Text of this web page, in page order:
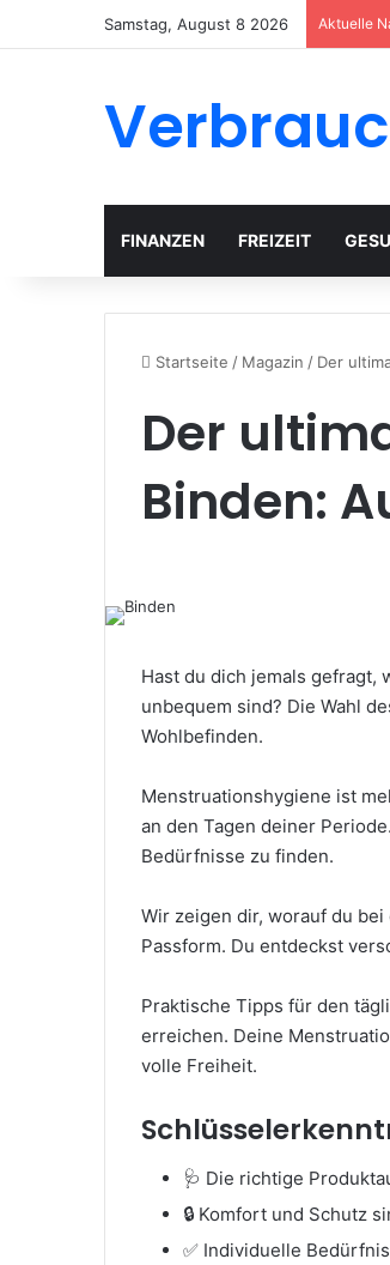
Samstag, August 8 2026 Aktuelle
FINANZEN FREIZEIT
Startseite / Magazin / Der
Der
Binden:
Hast du dich jemals gefragt,
unbequem sind? Die Wahl
Wohlbefinden.
Menstruationshygiene ist
an den Tagen deiner
Bedürfnisse zu finden.
Wir zeigen dir, worauf du
Passform. Du entdeckst
Praktische Tipps für den
erreichen. Deine
volle Freiheit.
🩺 Die richtige
🔒 Komfort und Schutz
✅ Individuelle